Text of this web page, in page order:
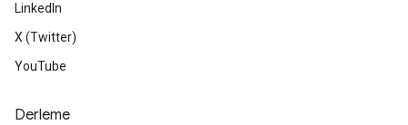
LinkedIn
X (Twitter)
YouTube
Derleme